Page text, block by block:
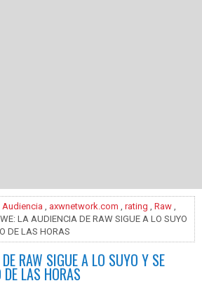
Audiencia , axwnetwork.com , rating , Raw ,
LA AUDIENCIA DE RAW SIGUE A LO SUYO
DE LAS HORAS
RAW SIGUE A LO SUYO Y SE
DE LAS HORAS